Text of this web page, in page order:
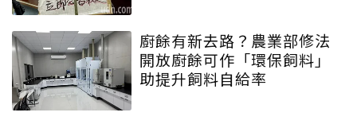
廚餘有新去路？農業部修法
開放廚餘可作「環保飼料」
助提升飼料自給率